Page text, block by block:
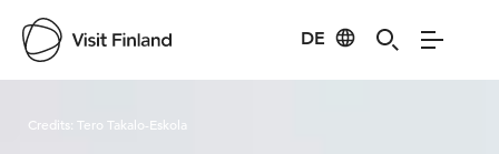
DE
Credits: Tero Takalo-Eskola